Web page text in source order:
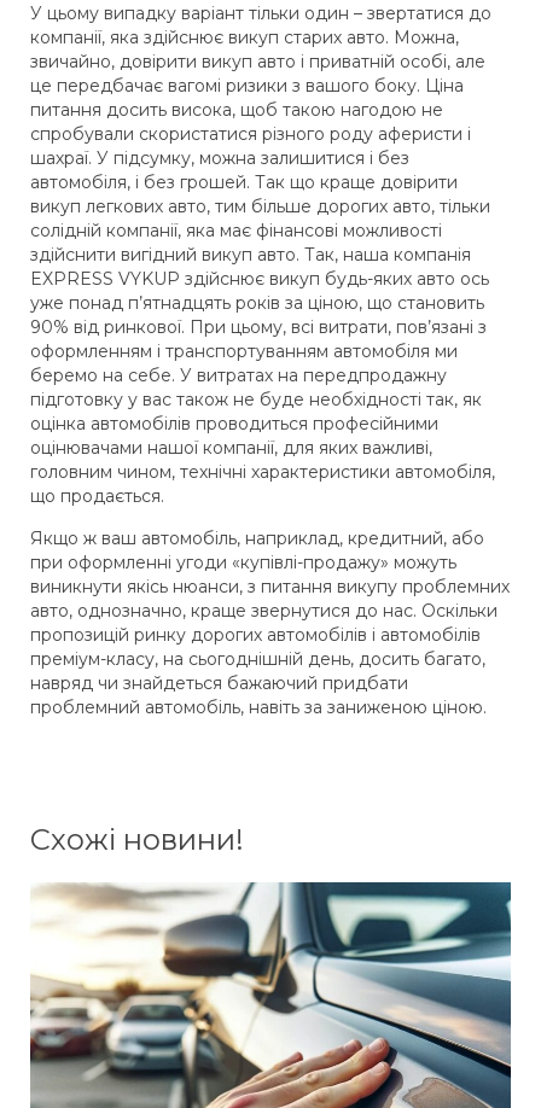
У цьому випадку варіант тільки один – звертатися до
компанії, яка здійснює викуп старих авто. Можна,
звичайно, довірити викуп авто і приватній особі, але
це передбачає вагомі ризики з вашого боку. Ціна
питання досить висока, щоб такою нагодою не
спробували скористатися різного роду аферисти і
шахраї. У підсумку, можна залишитися і без
автомобіля, і без грошей. Так що краще довірити
викуп легкових авто, тим більше дорогих авто, тільки
солідній компанії, яка має фінансові можливості
здійснити вигідний викуп авто. Так, наша компанія
EXPRESS VYKUP здійснює викуп будь-яких авто ось
уже понад п’ятнадцять років за ціною, що становить
90% від ринкової. При цьому, всі витрати, пов’язані з
оформленням і транспортуванням автомобіля ми
беремо на себе. У витратах на передпродажну
підготовку у вас також не буде необхідності так, як
оцінка автомобілів проводиться професійними
оцінювачами нашої компанії, для яких важливі,
головним чином, технічні характеристики автомобіля,
що продається.
Якщо ж ваш автомобіль, наприклад, кредитний, або
при оформленні угоди «купівлі-продажу» можуть
виникнути якісь нюанси, з питання викупу проблемних
авто, однозначно, краще звернутися до нас. Оскільки
пропозицій ринку дорогих автомобілів і автомобілів
преміум-класу, на сьогоднішній день, досить багато,
навряд чи знайдеться бажаючий придбати
проблемний автомобіль, навіть за заниженою ціною.
Схожі новини!